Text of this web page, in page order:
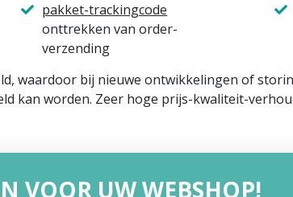
pakket-trackingcode
onttrekken van order-
verzending
waardoor bij nieuwe ontwikkelingen of
kan worden. Zeer hoge prijs-kwaliteit-
VOOR UW WEBSHOP!